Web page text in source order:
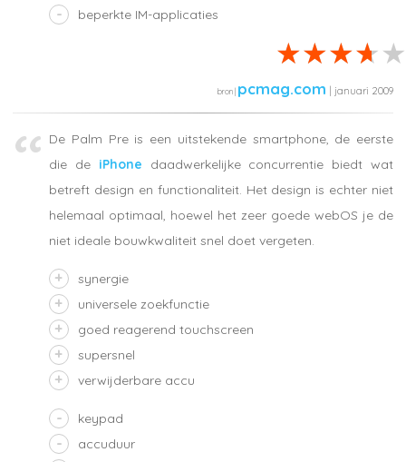
beperkte IM-applicaties
pcmag.com | januari 2009
De Palm Pre is een uitstekende smartphone, de eerste
die de iPhone daadwerkelijke concurrentie biedt wat
betreft design en functionaliteit. Het design is echter niet
helemaal optimaal, hoewel het zeer goede webOS je de
niet ideale bouwkwaliteit snel doet vergeten.
synergie
universele zoekfunctie
goed reagerend touchscreen
supersnel
verwijderbare accu
keypad
accuduur